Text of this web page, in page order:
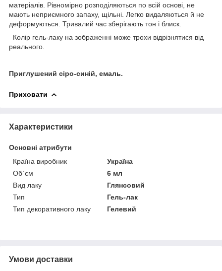
матеріалів. Рівномірно розподіляються по всій основі, не
мають неприємного запаху, щільні. Легко видаляються й не
деформуються. Тривалий час зберігають тон і блиск.
Колір гель-лаку на зображенні може трохи відрізнятися від
реального.
Приглушений сіро-синій, емаль.
Приховати
Характеристики
Основні атрибути
Країна виробник
Україна
Об`єм
6 мл
Вид лаку
Глянсовий
Тип
Гель-лак
Тип декоративного лаку
Гелевий
Умови доставки